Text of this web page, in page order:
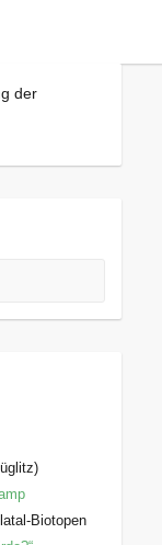
der
Biotopen